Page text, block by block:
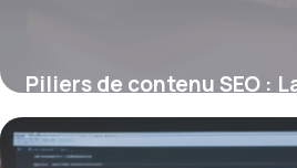
Piliers de contenu SEO :
visibilité durable
4 juillet 2025